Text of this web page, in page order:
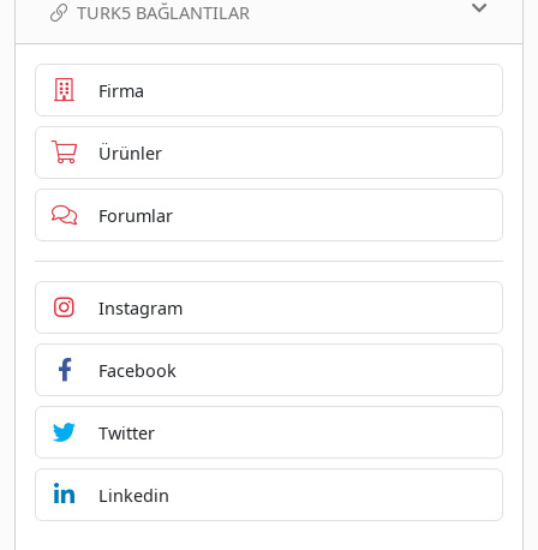
TURK5 BAĞLANTILAR
Firma
Ürünler
Forumlar
Instagram
Facebook
Twitter
Linkedin